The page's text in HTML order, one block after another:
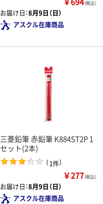
（税込）
お届け日：8月9日（日）
アスクル在庫商品
三菱鉛筆 赤鉛筆 K884ST2P 1
セット(2本)
（1件）
￥277（税込）
お届け日：8月9日（日）
アスクル在庫商品